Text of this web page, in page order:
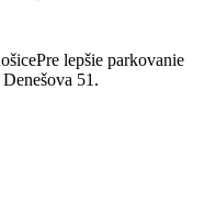
Pre lepšie parkovanie
51.